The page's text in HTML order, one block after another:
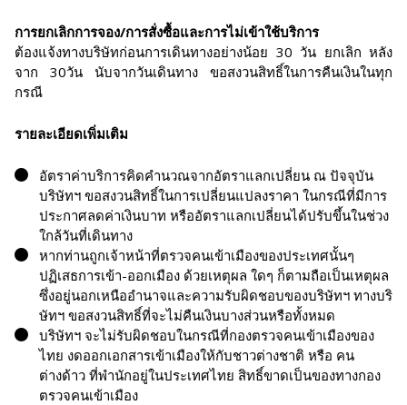
การยกเลิกการจอง/การสั่งซื้อและการไม่เข้าใช้บริการ
ต้องแจ้งทางบริษัทก่อนการเดินทางอย่างน้อย 30 วัน ยกเลิก หลัง
จาก 30วัน นับจากวันเดินทาง ขอสงวนสิทธิ์ในการคืนเงินในทุก
กรณี
รายละเอียดเพิ่มเติม
อัตราค่าบริการคิดคำนวณจากอัตราแลกเปลี่ยน ณ ปัจจุบัน
บริษัทฯ ขอสงวนสิทธิ์ในการเปลี่ยนแปลงราคา ในกรณีที่มีการ
ประกาศลดค่าเงินบาท หรืออัตราแลกเปลี่ยนได้ปรับขึ้นในช่วง
ใกล้วันที่เดินทาง
หากท่านถูกเจ้าหน้าที่ตรวจคนเข้าเมืองของประเทศนั้นๆ
ปฏิเสธการเข้า-ออกเมือง ด้วยเหตุผล ใดๆ ก็ตามถือเป็นเหตุผล
ซึ่งอยู่นอกเหนืออำนาจและความรับผิดชอบของบริษัทฯ ทางบริ
ษัทฯ ขอสงวนสิทธิ์ที่จะไม่คืนเงินบางส่วนหรือทั้งหมด
บริษัทฯ จะไม่รับผิดชอบในกรณีที่กองตรวจคนเข้าเมืองของ
ไทย งดออกเอกสารเข้าเมืองให้กับชาวต่างชาติ หรือ คน
ต่างด้าว ที่พำนักอยู่ในประเทศไทย สิทธิ์ขาดเป็นของทางกอง
ตรวจคนเข้าเมือง